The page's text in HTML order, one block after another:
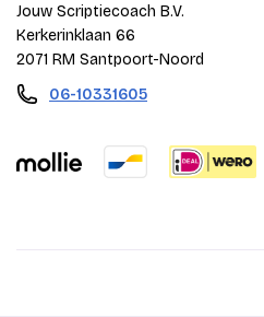
Jouw Scriptiecoach B.V.
Kerkerinklaan 66
2071 RM Santpoort-Noord
06-10331605